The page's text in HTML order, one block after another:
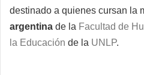
destinado a quienes cursan la
argentina de la Facultad de
la Educación de la UNLP.